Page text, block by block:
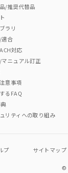
Cr(VI)
も、流通在庫等で
売店へお問い合わ
/推奨代替品
ラリ
適合
対応
ニュアル訂正
意事項
るFAQ
リティへの取り組み
プ サイトマップ
©